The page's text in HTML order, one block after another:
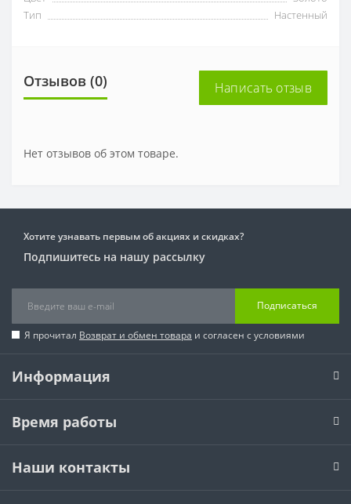
Тип
Настенный
Отзывов (0) Написать отзыв
Нет отзывов об этом товаре.
Хотите узнавать первым об акциях и скидках?
Подпишитесь на нашу рассылку
Подписаться
Я прочитал Возврат и обмен товара и согласен с условиями
Информация
Время работы
Наши контакты